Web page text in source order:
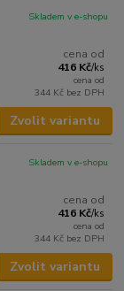
cena od
416 Kč/ks
cena od
344 Kč bez DPH
Skladem v e-shopu
Zvolit variantu
cena od
416 Kč/ks
cena od
344 Kč bez DPH
Skladem v e-shopu
Zvolit variantu